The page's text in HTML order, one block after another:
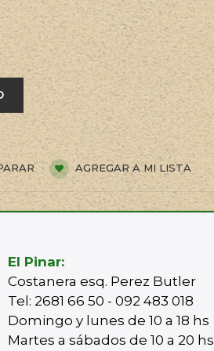
AGREGAR A MI LISTA
El Pinar:
Costanera esq. Perez Butler
Tel: 2681 66 50 - 092 483 018
Domingo y lunes de 10 a 18 hs
Martes a sábados de 10 a 20 hs